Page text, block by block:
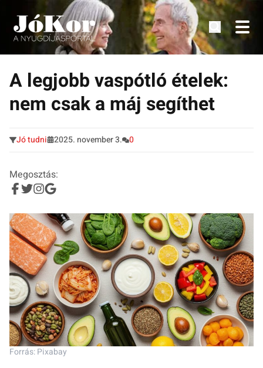
Tovább
tartalomra
Tudnivalók, érdekességek idősek számára.
A legjobb vaspótló ételek:
nem csak a máj segíthet
Jó tudni 2025. november 3. 0
Megosztás:
Forrás: Pixabay